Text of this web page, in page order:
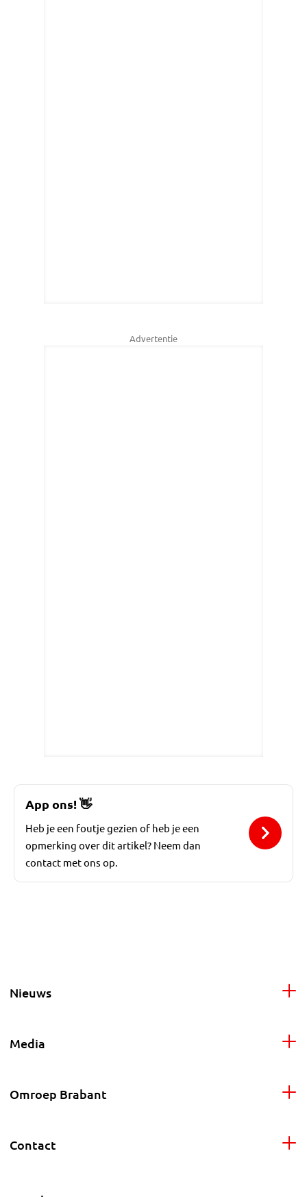
Advertentie
App ons! 👋
Heb je een foutje gezien of heb je een
opmerking over dit artikel? Neem dan
contact met ons op.
Nieuws
Media
Omroep Brabant
Contact